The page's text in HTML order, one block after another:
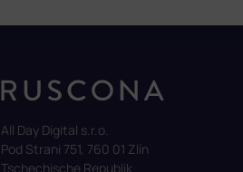
All Day Digital s.r.o.
Pod Strani 751, 760 01 Zlín
Tschechische Republik